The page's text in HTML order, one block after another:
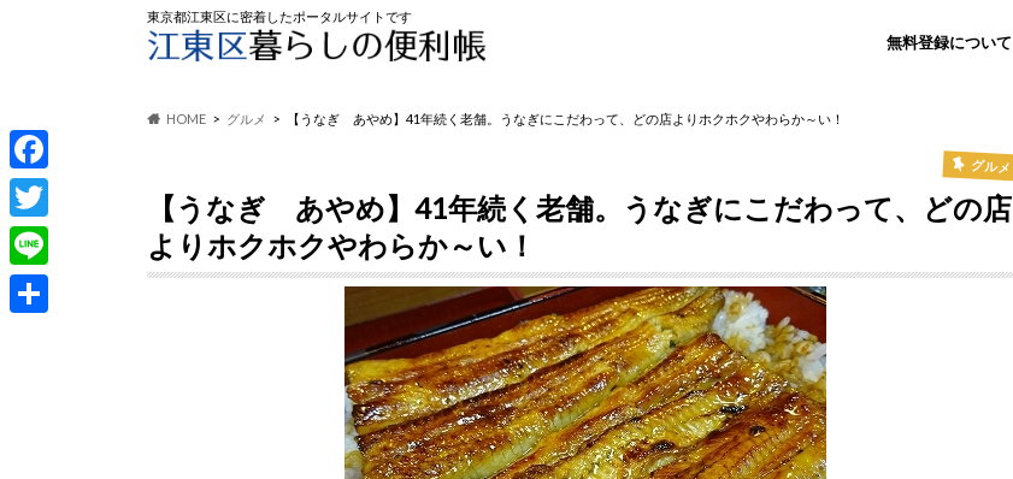
東京都江東区に密着したポータルサイトです
無料登録について
HOME グルメ 【うなぎ あやめ】41年続く老舗。うなぎにこだわって、どの店よりホクホクやわらか～い！
グルメ
【うなぎ あやめ】41年続く老舗。うなぎにこだわって、どの店
よりホクホクやわらか～い！
F
a
c
e
T
w
i
L